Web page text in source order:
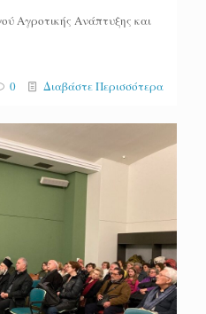
Αγροτικής Ανάπτυξης και
0 Διαβάστε Περισσότερα